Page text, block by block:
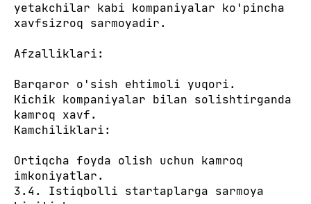
yetakchilar kabi kompaniyalar ko'pincha
xavfsizroq sarmoyadir.
Afzalliklari:
Barqaror o'sish ehtimoli yuqori.
Kichik kompaniyalar bilan solishtirganda
kamroq xavf.
Kamchiliklari:
Ortiqcha foyda olish uchun kamroq
imkoniyatlar.
3.4. Istiqbolli startaplarga sarmoya